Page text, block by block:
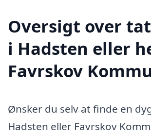
Oversigt over
i Hadsten eller
Favrskov
Ønsker du selv at finde en
Hadsten eller Favrskov